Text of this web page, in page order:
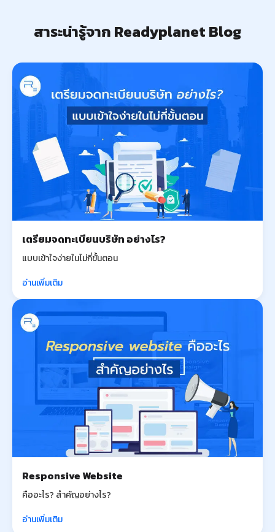
สาระน่ารู้จาก Readyplanet Blog
เตรียมจดทะเบียนบริษัท อย่างไร?
แบบเข้าใจง่ายในไม่กี่ขั้นตอน
อ่านเพิ่มเติม
Responsive Website
คืออะไร? สำคัญอย่างไร?
อ่านเพิ่มเติม